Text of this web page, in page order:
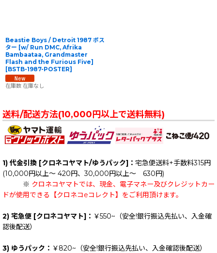
Beastie Boys / Detroit 1987 ポス
ター [w/ Run DMC, Afrika
Bambaataa, Grandmaster
Flash and the Furious Five]
[BSTB-1987-POSTER]
在庫数 在庫なし
送料/配送方法(10,000円以上で送料無料)
1) 代金引換 [クロネコヤマト/ゆうパック]： 宅急便送料+手数料315円
(10,000円以上～ 420円、30,000円以上～ 630円)
※ クロネコヤマトでは、現金、電子マネー及びクレジットカー
ドが使用できる【クロネコeコレクト】をご利用頂けます。
2) 宅急便 [クロネコヤマト]： ￥550~（安全!銀行振込先払い、入金確
認後配送）
3) ゆうパック： ￥820~（安全!銀行振込先払い、入金確認後配送）